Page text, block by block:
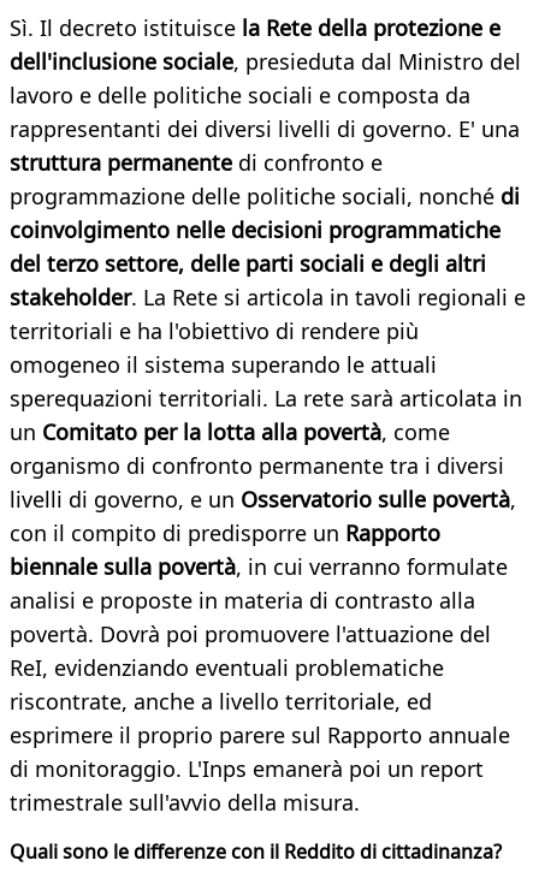
Sì. Il decreto istituisce la Rete della protezione e
dell'inclusione sociale, presieduta dal Ministro del
lavoro e delle politiche sociali e composta da
rappresentanti dei diversi livelli di governo. E' una
struttura permanente di confronto e
programmazione delle politiche sociali, nonché di
coinvolgimento nelle decisioni programmatiche
del terzo settore, delle parti sociali e degli altri
stakeholder. La Rete si articola in tavoli regionali e
territoriali e ha l'obiettivo di rendere più
omogeneo il sistema superando le attuali
sperequazioni territoriali. La rete sarà articolata in
un Comitato per la lotta alla povertà, come
organismo di confronto permanente tra i diversi
livelli di governo, e un Osservatorio sulle povertà,
con il compito di predisporre un Rapporto
biennale sulla povertà, in cui verranno formulate
analisi e proposte in materia di contrasto alla
povertà. Dovrà poi promuovere l'attuazione del
ReI, evidenziando eventuali problematiche
riscontrate, anche a livello territoriale, ed
esprimere il proprio parere sul Rapporto annuale
di monitoraggio. L'Inps emanerà poi un report
trimestrale sull'avvio della misura.
Quali sono le differenze con il Reddito di cittadinanza?